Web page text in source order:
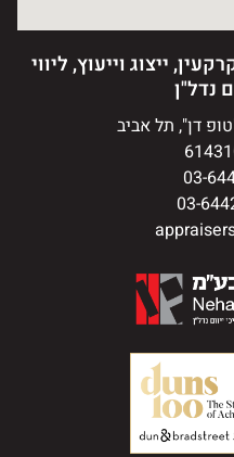
ייצוג וייעוץ, ליווי
נדל"ן